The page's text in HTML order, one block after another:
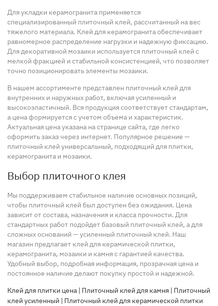
Для укладки керамогранита применяется
специализированный плиточный клей, рассчитанный на вес
тяжелого материала. Клей для керамогранита обеспечивает
равномерное распределение нагрузки и надежную фиксацию.
Для декоративной мозаики используется плиточный клей с
мелкой фракцией и стабильной консистенцией, что позволяет
точно позиционировать элементы мозаики.
В нашем ассортименте представлен плиточный клей для
внутренних и наружных работ, включая усиленный и
высокоэластичный. Вся продукция соответствует стандартам,
а цена формируется с учетом объема и характеристик.
Актуальная цена указана на странице сайта, где легко
оформить заказ через интернет. Популярное решение —
плиточный клей универсальный, подходящий для плитки,
керамогранита и мозаики.
Выбор плиточного клея
Мы поддерживаем стабильное наличие основных позиций,
чтобы плиточный клей был доступен без ожидания. Цена
зависит от состава, назначения и класса прочности. Для
стандартных работ подойдет базовый плиточный клей, а для
сложных оснований — усиленный плиточный клей. Наш
магазин предлагает клей для керамической плитки,
керамогранита, мозаики и камня с гарантией качества.
Удобный выбор, подробная информация, прозрачная цена и
постоянное наличие делают покупку простой и надежной.
Клей для плитки цена | Плиточный клей для камня | Плиточный
клей усиленный | Плиточный клей для керамической плитки